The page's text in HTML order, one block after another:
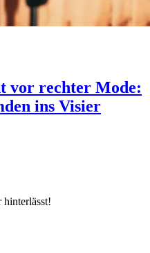
vor rechter Mode:
ins Visier
hinterlässt!